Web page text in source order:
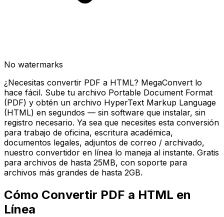
No watermarks
¿Necesitas convertir PDF a HTML? MegaConvert lo
hace fácil. Sube tu archivo Portable Document Format
(PDF) y obtén un archivo HyperText Markup Language
(HTML) en segundos — sin software que instalar, sin
registro necesario. Ya sea que necesites esta conversión
para trabajo de oficina, escritura académica,
documentos legales, adjuntos de correo / archivado,
nuestro convertidor en línea lo maneja al instante. Gratis
para archivos de hasta 25MB, con soporte para
archivos más grandes de hasta 2GB.
Cómo Convertir PDF a HTML en
Línea